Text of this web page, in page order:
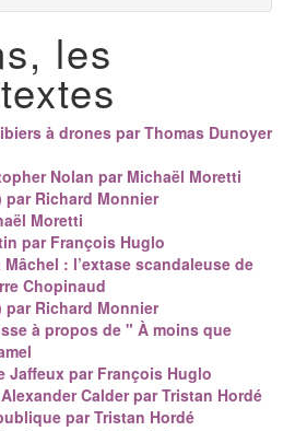
les
à drones par Thomas Dunoyer
Nolan par Michaël Moretti
par Richard Monnier
Moretti
par François Huglo
: l’extase scandaleuse de
Chopinaud
par Richard Monnier
à propos de " À moins que
Jaffeux par François Huglo
Calderpar Tristan Hordé
par Tristan Hordé